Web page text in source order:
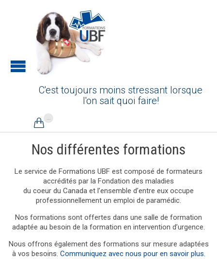
C'est toujours moins stressant lorsque
l'on sait quoi faire!

Nos différentes formations
Le service de Formations UBF est composé de formateurs
accrédités par la Fondation des maladies
du coeur du Canada et l’ensemble d’entre eux occupe
professionnellement un emploi de paramédic.
Nos formations sont offertes dans une salle de formation
adaptée au besoin de la formation en intervention d’urgence.
Nous offrons également des formations sur mesure adaptées
à vos besoins. Communiquez avec nous pour en savoir plus.